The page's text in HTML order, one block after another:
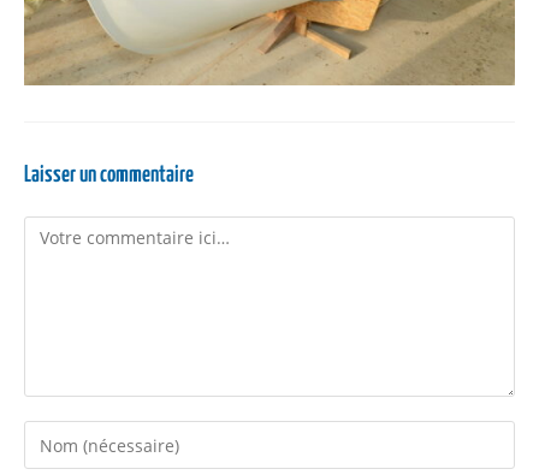
Laisser un commentaire